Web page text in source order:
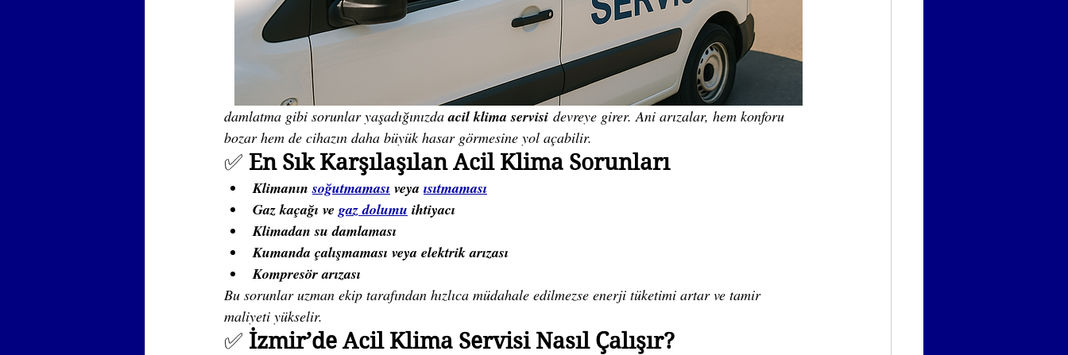
damlatma gibi sorunlar yaşadığınızda acil klima servisi devreye girer. Ani arızalar, hem konforu
bozar hem de cihazın daha büyük hasar görmesine yol açabilir.
✅ En Sık Karşılaşılan Acil Klima Sorunları
Klimanın soğutmaması veya ısıtmaması
Gaz kaçağı ve gaz dolumu ihtiyacı
Klimadan su damlaması
Kumanda çalışmaması veya elektrik arızası
Kompresör arızası
Bu sorunlar uzman ekip tarafından hızlıca müdahale edilmezse enerji tüketimi artar ve tamir
maliyeti yükselir.
✅ İzmir’de Acil Klima Servisi Nasıl Çalışır?